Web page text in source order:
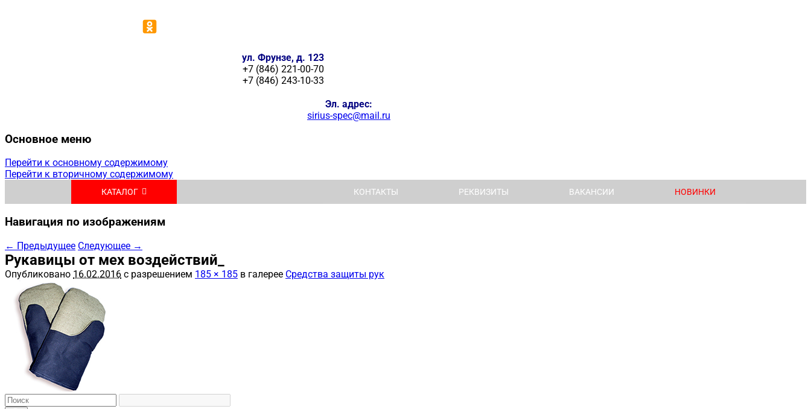
ул. Фрунзе, д. 123
+7 (846) 221-00-70
+7 (846) 243-10-33
Эл. адрес:
sirius-spec@mail.ru
Основное меню
Перейти к основному содержимому
Перейти к вторичному содержимому
КАТАЛОГ КОНТАКТЫ РЕКВИЗИТЫ ВАКАНСИИ НОВИНКИ
Навигация по изображениям
← Предыдущее Следующее →
Рукавицы от мех воздействий_
Опубликовано 16.02.2016 с разрешением 185 × 185 в галерее Средства защиты рук